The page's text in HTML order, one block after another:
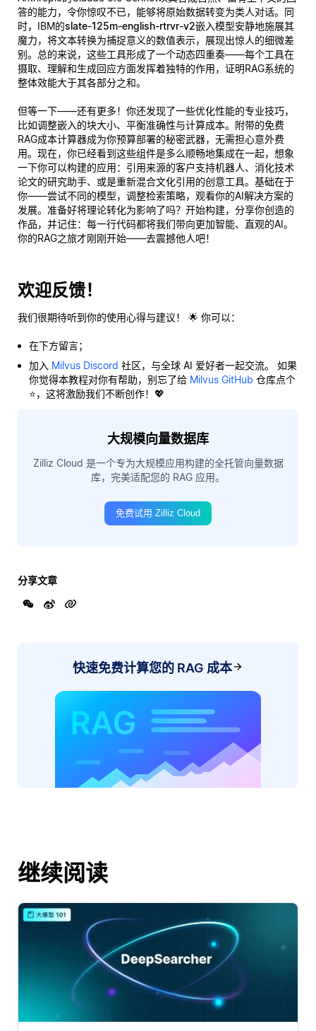
答的能力，令你惊叹不已，能够将原始数据转变为类人对话。同
时，IBM的slate-125m-english-rtrvr-v2嵌入模型安静地施展其
魔力，将文本转换为捕捉意义的数值表示，展现出惊人的细微差
别。总的来说，这些工具形成了一个动态四重奏——每个工具在
摄取、理解和生成回应方面发挥着独特的作用，证明RAG系统的
整体效能大于其各部分之和。
但等一下——还有更多！你还发现了一些优化性能的专业技巧，
比如调整嵌入的块大小、平衡准确性与计算成本。附带的免费
RAG成本计算器成为你预算部署的秘密武器，无需担心意外费
用。现在，你已经看到这些组件是多么顺畅地集成在一起，想象
一下你可以构建的应用：引用来源的客户支持机器人、消化技术
论文的研究助手、或是重新混合文化引用的创意工具。基础在于
你——尝试不同的模型，调整检索策略，观看你的AI解决方案的
发展。准备好将理论转化为影响了吗？开始构建，分享你创造的
作品，并记住：每一行代码都将我们带向更加智能、直观的AI。
你的RAG之旅才刚刚开始——去震撼他人吧！
欢迎反馈！
我们很期待听到你的使用心得与建议！ 🌟 你可以：
在下方留言；
加入 Milvus Discord 社区，与全球 AI 爱好者一起交流。 如果
你觉得本教程对你有帮助，别忘了给 Milvus GitHub 仓库点个
⭐，这将激励我们不断创作！💖
大规模向量数据库
Zilliz Cloud 是一个专为大规模应用构建的全托管向量数据
库，完美适配您的 RAG 应用。
免费试用 Zilliz Cloud
分享文章
快速免费计算您的 RAG 成本
继续阅读